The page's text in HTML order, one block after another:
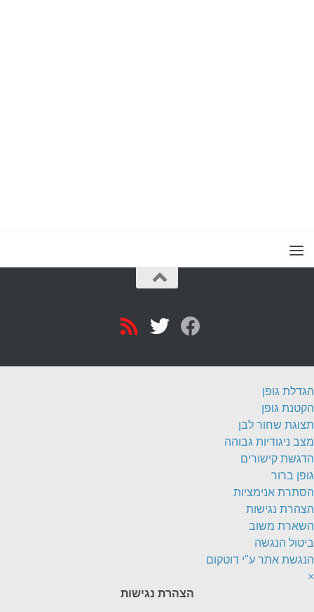
הגדלת גופן
הקטנת גופן
תצוגת שחור לבן
מצב ניגודיות גבוהה
הדגשת קישורים
גופן ברור
הסתרת אנימציות
הצהרת נגישות
השארת משוב
ביטול הנגשה
הנגשת אתר ע"י דוטקום
×
הצהרת נגישות